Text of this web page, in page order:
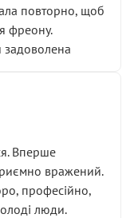
повторно, щоб
фреону.
задоволена
Вперше
вражений.
професійно,
люди.